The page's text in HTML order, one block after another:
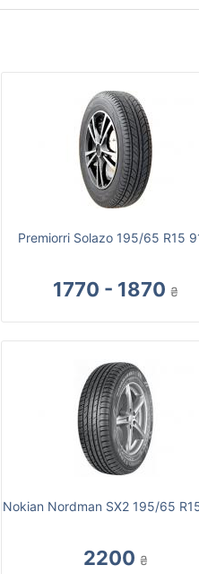
Premiorri Solazo 195/65 R15
1770 - 1870 ₴
Nokian Nordman SX2 195/65
2200 ₴